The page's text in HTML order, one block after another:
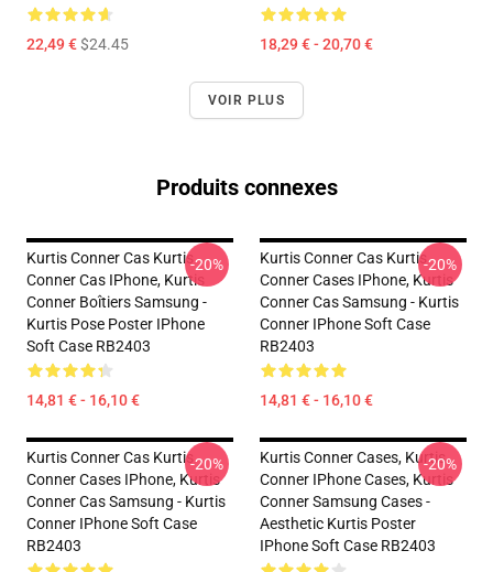
22,49 €$24.45 18,29 € - 20,70 €
VOIR PLUS
Produits connexes
Kurtis Conner Cas Kurtis
Conner Cas IPhone, Kurtis
Conner Boîtiers Samsung -
Kurtis Pose Poster IPhone
Soft Case RB2403
14,81 € - 16,10 €
-20%
Kurtis Conner Cas Kurtis
Conner Cases IPhone, Kurtis
Conner Cas Samsung - Kurtis
Conner IPhone Soft Case
RB2403
14,81 € - 16,10 €
-20%
Kurtis Conner Cas Kurtis
Conner Cases IPhone, Kurtis
Conner Cas Samsung - Kurtis
Conner IPhone Soft Case
RB2403
-20%
Kurtis Conner Cases, Kurtis
Conner IPhone Cases, Kurtis
Conner Samsung Cases -
Aesthetic Kurtis Poster
IPhone Soft Case RB2403
-20%